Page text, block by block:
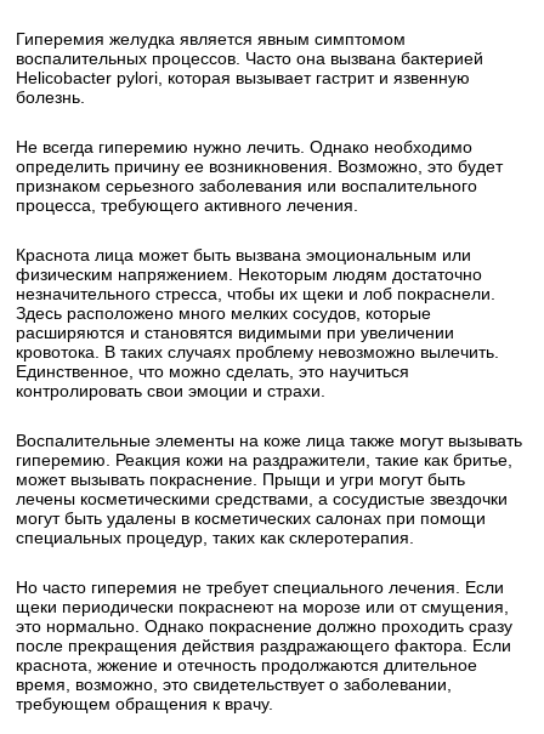
Гиперемия желудка является явным симптомом
воспалительных процессов. Часто она вызвана бактерией
Helicobacter pylori, которая вызывает гастрит и язвенную
болезнь.
Не всегда гиперемию нужно лечить. Однако необходимо
определить причину ее возникновения. Возможно, это будет
признаком серьезного заболевания или воспалительного
процесса, требующего активного лечения.
Краснота лица может быть вызвана эмоциональным или
физическим напряжением. Некоторым людям достаточно
незначительного стресса, чтобы их щеки и лоб покраснели.
Здесь расположено много мелких сосудов, которые
расширяются и становятся видимыми при увеличении
кровотока. В таких случаях проблему невозможно вылечить.
Единственное, что можно сделать, это научиться
контролировать свои эмоции и страхи.
Воспалительные элементы на коже лица также могут вызывать
гиперемию. Реакция кожи на раздражители, такие как бритье,
может вызывать покраснение. Прыщи и угри могут быть
лечены косметическими средствами, а сосудистые звездочки
могут быть удалены в косметических салонах при помощи
специальных процедур, таких как склеротерапия.
Но часто гиперемия не требует специального лечения. Если
щеки периодически покраснеют на морозе или от смущения,
это нормально. Однако покраснение должно проходить сразу
после прекращения действия раздражающего фактора. Если
краснота, жжение и отечность продолжаются длительное
время, возможно, это свидетельствует о заболевании,
требующем обращения к врачу.